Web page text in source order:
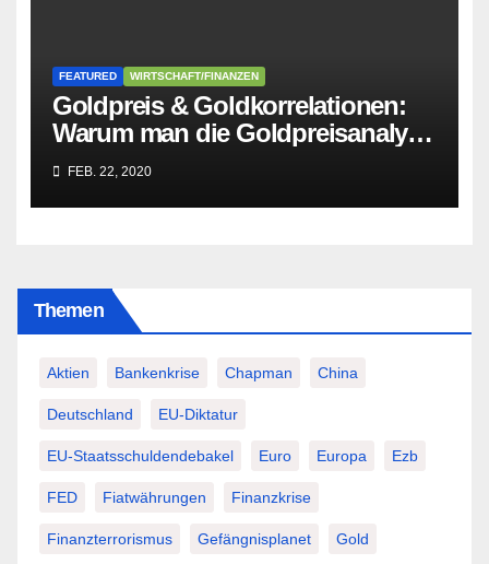
FEATURED WIRTSCHAFT/FINANZEN
Goldpreis & Goldkorrelationen:
Warum man die Goldpreisanalyse
besser Profis überlässt!
FEB. 22, 2020
Themen
Aktien Bankenkrise Chapman China
Deutschland EU-Diktatur
EU-Staatsschuldendebakel Euro Europa Ezb
FED Fiatwährungen Finanzkrise
Finanzterrorismus Gefängnisplanet Gold